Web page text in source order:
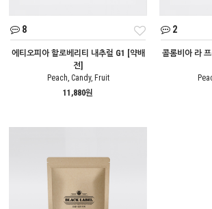
8
에티오피아 할로베리티 내추럴 G1 [약배
전]
Peach, Candy, Fruit
11,880원
2
콜롬비아 라